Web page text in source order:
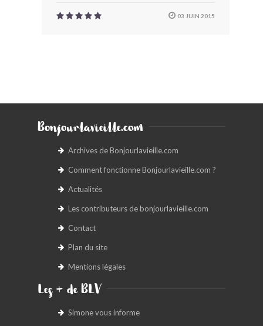
03 JUIN 2015
Bonjourlavieille.com
Archives de Bonjourlavieille.com
Comment fonctionne Bonjourlavieille.com ?
Actualités
Les contributeurs de bonjourlavieille.com
Contact
Plan du site
Mentions légales
Les + de BLV
Simone vous informe